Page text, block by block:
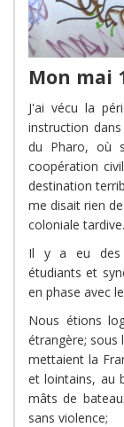
Mon mai
J'ai vécu la
instruction
du Pharo, où
coopération
destination
me disait rien
coloniale tardive.
Il y a eu des
étudiants et
en phase avec
Nous étions
étrangère; sous
mettaient la
et lointains, au
mâts de
sans violence;